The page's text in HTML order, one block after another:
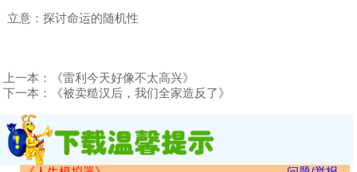
立意：探讨命运的随机性
上一本：
《雷利今天好像不太高兴》
下一本：
《被卖糙汉后，我们全家造反了》